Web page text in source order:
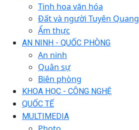
Tinh hoa văn hóa
Đất và người Tuyên Quang
Ẩm thực
AN NINH - QUỐC PHÒNG
An ninh
Quân sự
Biên phòng
KHOA HỌC - CÔNG NGHỆ
QUỐC TẾ
MULTIMEDIA